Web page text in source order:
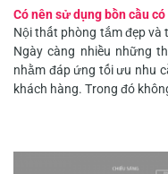
Có nên sử dụng bồn cầu
Nội thất phòng tắm đẹp và
Ngày càng nhiều những
nhằm đáp ứng tối ưu nhu
khách hàng. Trong đó